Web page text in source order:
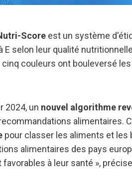
Score est un système
E selon leur qualité
couleurs ont bouleversé
2024, un nouvel algorithme
alimentaires.
pour classer les aliments et
alimentaires des pays
à leur santé »,